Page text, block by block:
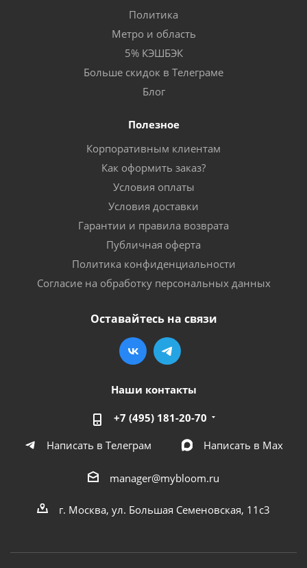
Политика
Метро и область
5% КЭШБЭК
Больше скидок в Телеграме
Блог
Полезное
Корпоративным клиентам
Как оформить заказ?
Условия оплаты
Условия доставки
Гарантии и правила возврата
Публичная оферта
Политика конфиденциальности
Согласие на обработку персональных данных
Оставайтесь на связи
Наши контакты
+7 (495) 181-20-70
Написать в Телеграм
Написать в Мах
manager@mybloom.ru
г. Москва, ул. Большая Семеновская, 11с3